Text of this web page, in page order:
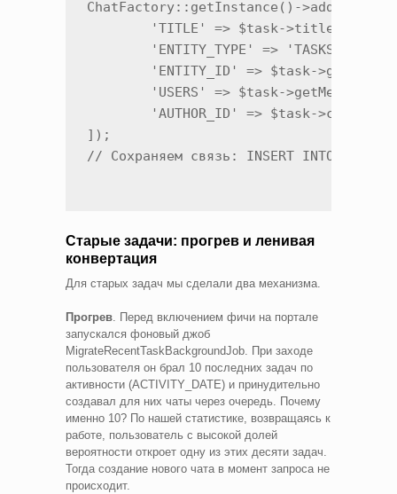
ChatFactory::getInstance()-
]);
// Сохраняем связь: INSERT INTO
Старые задачи: прогрев и ленивая
конвертация
Для старых задач мы сделали два механизма.
Прогрев . Перед включением фичи на портале
запускался фоновый джоб
MigrateRecentTaskBackgroundJob. При заходе
пользователя он брал 10 последних задач по
активности (ACTIVITY_DATE) и принудительно
создавал для них чаты через очередь. Почему
именно 10? По нашей статистике, возвращаясь к
работе, пользователь с высокой долей
вероятности откроет одну из этих десяти задач.
Тогда создание нового чата в момент запроса не
происходит.